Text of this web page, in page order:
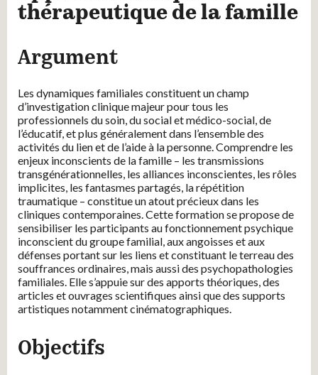
thérapeutique de la famille
Argument
Les dynamiques familiales constituent un champ
d’investigation clinique majeur pour tous les
professionnels du soin, du social et médico-social, de
l’éducatif, et plus généralement dans l’ensemble des
activités du lien et de l’aide à la personne. Comprendre les
enjeux inconscients de la famille – les transmissions
transgénérationnelles, les alliances inconscientes, les rôles
implicites, les fantasmes partagés, la répétition
traumatique – constitue un atout précieux dans les
cliniques contemporaines. Cette formation se propose de
sensibiliser les participants au fonctionnement psychique
inconscient du groupe familial, aux angoisses et aux
défenses portant sur les liens et constituant le terreau des
souffrances ordinaires, mais aussi des psychopathologies
familiales. Elle s’appuie sur des apports théoriques, des
articles et ouvrages scientifiques ainsi que des supports
artistiques notamment cinématographiques.
Objectifs